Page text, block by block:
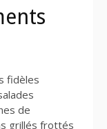
fidèles
de
grillés frottés